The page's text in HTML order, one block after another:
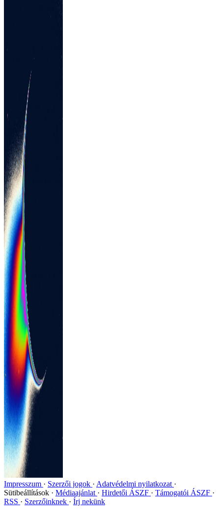
Impresszum Szerzői jogok
Adatvédelmi nyilatkozat
Sütibeállítások
Médiaajánlat Hirdetői ÁSZF
Támogatói ÁSZF
RSS
Szerzőinknek Írj nekünk